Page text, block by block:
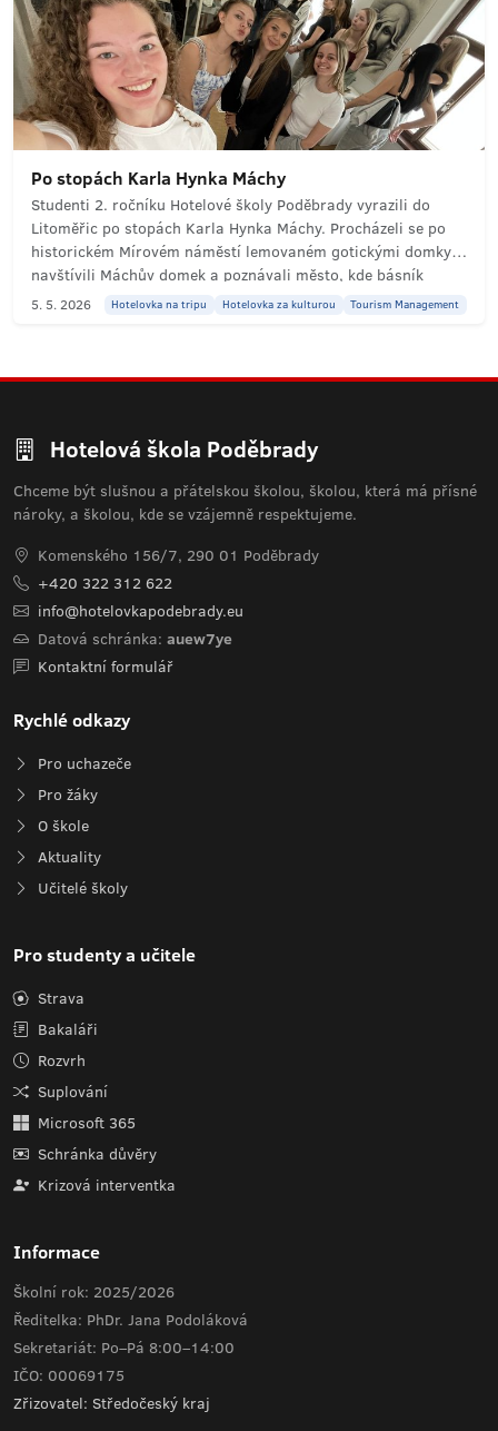
Po stopách Karla Hynka Máchy
Studenti 2. ročníku Hotelové školy Poděbrady vyrazili do
Litoměřic po stopách Karla Hynka Máchy. Procházeli se po
historickém Mírovém náměstí lemovaném gotickými domky,
navštívili Máchův domek a poznávali město, kde básník
napsal svůj slavný Máj. Výlet plný poezie, historie a klidné
5. 5. 2026 Hotelovka na tripu Hotelovka za kulturou Tourism Management
Hotelová škola Poděbrady
Chceme být slušnou a přátelskou školou, školou, která má přísné
nároky, a školou, kde se vzájemně respektujeme.
Komenského 156/7, 290 01 Poděbrady
+420 322 312 622
info@hotelovkapodebrady.eu
Datová schránka: auew7ye
Kontaktní formulář
Rychlé odkazy
Pro uchazeče
Pro žáky
O škole
Aktuality
Učitelé školy
Pro studenty a učitele
Strava
Bakaláři
Rozvrh
Suplování
Microsoft 365
Schránka důvěry
Krizová interventka
Informace
Školní rok: 2025/2026
Ředitelka: PhDr. Jana Podoláková
Sekretariát: Po–Pá 8:00–14:00
IČO: 00069175
Zřizovatel: Středočeský kraj